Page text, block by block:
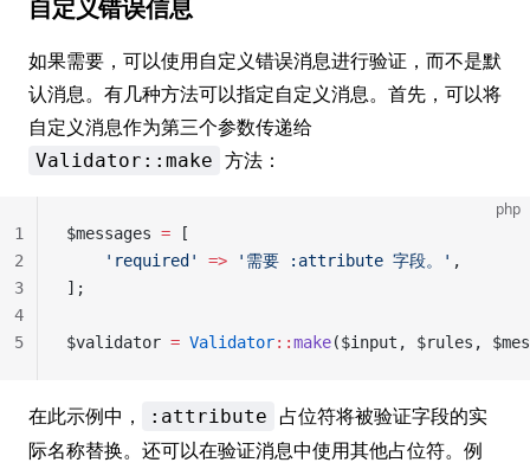
自定义错误信息
如果需要，可以使用自定义错误消息进行验证，而不是默
认消息。有几种方法可以指定自定义消息。首先，可以将
自定义消息作为第三个参数传递给
Validator::make 方法：
php
$messages = [
    'required'
=> '需要 :attribute 字段。' ,
];
$validator = Validator::make($input, $rules,
1
2
3
4
5
在此示例中， :attribute
占位符将被验证字段的实
际名称替换。还可以在验证消息中使用其他占位符。例